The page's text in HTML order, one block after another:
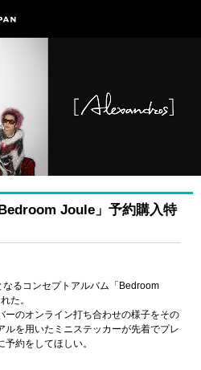
Joule」予約購入特
るコンセプトアルバム「Bedroom
た。
ーのオンライン打ち合わせの様子をその
ルを用いたミニステッカーが先着でプレ
約をしてほしい。